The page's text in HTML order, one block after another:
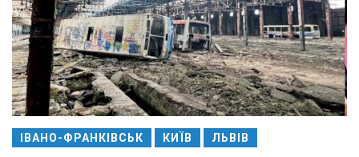
ІВАНО-ФРАНКІВСЬК КИЇВ ЛЬВІВ